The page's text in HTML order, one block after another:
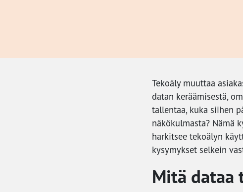
Tekoäly muuttaa
datan keräämisestä,
tallentaa, kuka siihen
näkökulmasta? Nämä
harkitsee tekoälyn
kysymykset selkein
Mitä dataa